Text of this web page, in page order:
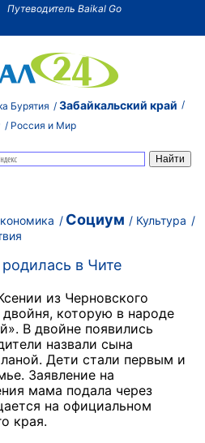
Путеводитель Baikal Go
Бурятия Забайкальский край
Россия и Мир
Социум
Культура
в Чите
из Черновского
которую в народе
В двойне появились
назвали сына
Дети стали первым и
Заявление на
мама подала через
на официальном
края.